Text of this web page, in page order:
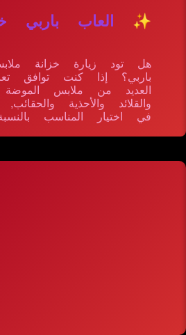
✨ العاب باربي
هل تود زيارة خزانة
باربي؟ إذا كنت توافق
العديد من ملابس الموضة
والقلائد والأحذية
في اختيار المناسب